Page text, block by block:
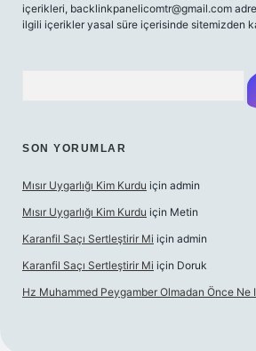
içerikleri, backlinkpanelicomtr@gmail.com
ilgili içerikler yasal süre içerisinde sitemizden
SON YORUMLAR
Mısır Uygarlığı Kim Kurdu için admin
Mısır Uygarlığı Kim Kurdu için Metin
Karanfil Saçı Sertleştirir Mi için admin
Karanfil Saçı Sertleştirir Mi için Doruk
Hz Muhammed Peygamber Olmadan Önce Ne